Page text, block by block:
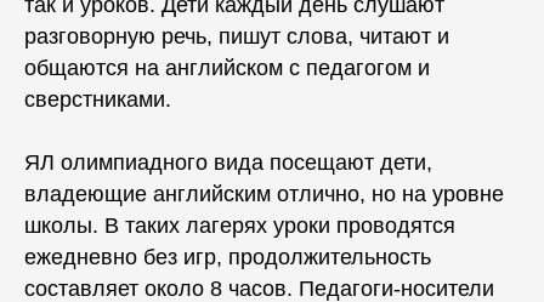
так и уроков. Дети каждый день слушают
разговорную речь, пишут слова, читают и
общаются на английском с педагогом и
сверстниками.
ЯЛ олимпиадного вида посещают дети,
владеющие английским отлично, но на уровне
школы. В таких лагерях уроки проводятся
ежедневно без игр, продолжительность
составляет около 8 часов. Педагоги-носители